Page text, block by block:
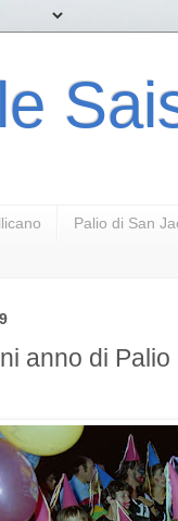
Palio di San
anno di